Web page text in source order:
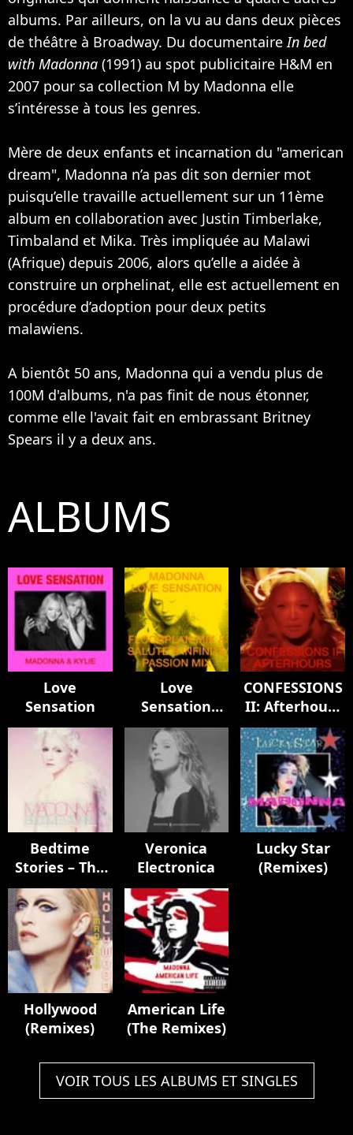
albums. Par ailleurs, on la vu au dans deux pièces
de théâtre à Broadway. Du documentaire In bed
with Madonna (1991) au spot publicitaire H&M en
2007 pour sa collection M by Madonna elle
s’intéresse à tous les genres.
Mère de deux enfants et incarnation du "american
dream", Madonna n’a pas dit son dernier mot
puisqu’elle travaille actuellement sur un 11ème
album en collaboration avec Justin Timberlake,
Timbaland et Mika. Très impliquée au Malawi
(Afrique) depuis 2006, alors qu’elle a aidée à
construire un orphelinat, elle est actuellement en
procédure d’adoption pour deux petits
malawiens.
A bientôt 50 ans, Madonna qui a vendu plus de
100M d'albums, n'a pas finit de nous étonner,
comme elle l'avait fait en embrassant Britney
Spears il y a deux ans.
ALBUMS
Love
Sensation
Love
Sensation
Remixes
CONFESSIONS
II: Afterhours
Edition
Bedtime
Stories – The
Untold
Chapter
Veronica
Electronica
Lucky Star
(Remixes)
Hollywood
(Remixes)
American Life
(The Remixes)
VOIR TOUS LES ALBUMS ET SINGLES